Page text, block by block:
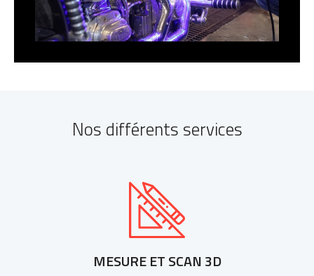
Nos différents services
MESURE ET SCAN 3D